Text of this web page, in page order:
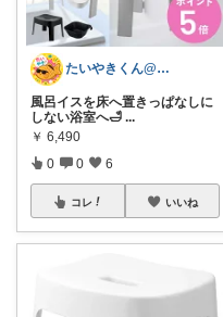
たいやきくん@経由購入感謝です😊
風呂イスを床へ置きっぱなしに
しない浴室へ🛁 ...
￥ 6,490
0 0 6
コレ いいね